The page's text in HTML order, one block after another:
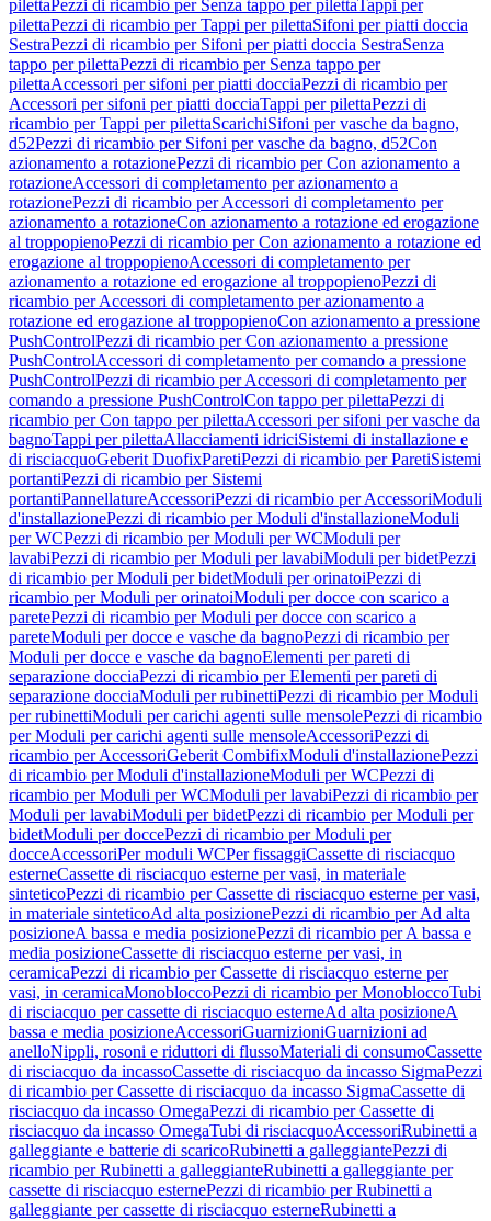
pilettaPezzi di ricambio per Senza tappo per pilettaTappi per
pilettaPezzi di ricambio per Tappi per pilettaSifoni per piatti doccia
SestraPezzi di ricambio per Sifoni per piatti doccia SestraSenza
tappo per pilettaPezzi di ricambio per Senza tappo per
pilettaAccessori per sifoni per piatti docciaPezzi di ricambio per
Accessori per sifoni per piatti docciaTappi per pilettaPezzi di
ricambio per Tappi per pilettaScarichiSifoni per vasche da bagno,
d52Pezzi di ricambio per Sifoni per vasche da bagno, d52Con
azionamento a rotazionePezzi di ricambio per Con azionamento a
rotazioneAccessori di completamento per azionamento a
rotazionePezzi di ricambio per Accessori di completamento per
azionamento a rotazioneCon azionamento a rotazione ed erogazione
al troppopienoPezzi di ricambio per Con azionamento a rotazione ed
erogazione al troppopienoAccessori di completamento per
azionamento a rotazione ed erogazione al troppopienoPezzi di
ricambio per Accessori di completamento per azionamento a
rotazione ed erogazione al troppopienoCon azionamento a pressione
PushControlPezzi di ricambio per Con azionamento a pressione
PushControlAccessori di completamento per comando a pressione
PushControlPezzi di ricambio per Accessori di completamento per
comando a pressione PushControlCon tappo per pilettaPezzi di
ricambio per Con tappo per pilettaAccessori per sifoni per vasche da
bagnoTappi per pilettaAllacciamenti idriciSistemi di installazione e
di risciacquoGeberit DuofixParetiPezzi di ricambio per ParetiSistemi
portantiPezzi di ricambio per Sistemi
portantiPannellatureAccessoriPezzi di ricambio per AccessoriModuli
d'installazionePezzi di ricambio per Moduli d'installazioneModuli
per WCPezzi di ricambio per Moduli per WCModuli per
lavabiPezzi di ricambio per Moduli per lavabiModuli per bidetPezzi
di ricambio per Moduli per bidetModuli per orinatoiPezzi di
ricambio per Moduli per orinatoiModuli per docce con scarico a
paretePezzi di ricambio per Moduli per docce con scarico a
pareteModuli per docce e vasche da bagnoPezzi di ricambio per
Moduli per docce e vasche da bagnoElementi per pareti di
separazione docciaPezzi di ricambio per Elementi per pareti di
separazione docciaModuli per rubinettiPezzi di ricambio per Moduli
per rubinettiModuli per carichi agenti sulle mensolePezzi di ricambio
per Moduli per carichi agenti sulle mensoleAccessoriPezzi di
ricambio per AccessoriGeberit CombifixModuli d'installazionePezzi
di ricambio per Moduli d'installazioneModuli per WCPezzi di
ricambio per Moduli per WCModuli per lavabiPezzi di ricambio per
Moduli per lavabiModuli per bidetPezzi di ricambio per Moduli per
bidetModuli per doccePezzi di ricambio per Moduli per
docceAccessoriPer moduli WCPer fissaggiCassette di risciacquo
esterneCassette di risciacquo esterne per vasi, in materiale
sinteticoPezzi di ricambio per Cassette di risciacquo esterne per vasi,
in materiale sinteticoAd alta posizionePezzi di ricambio per Ad alta
posizioneA bassa e media posizionePezzi di ricambio per A bassa e
media posizioneCassette di risciacquo esterne per vasi, in
ceramicaPezzi di ricambio per Cassette di risciacquo esterne per
vasi, in ceramicaMonobloccoPezzi di ricambio per MonobloccoTubi
di risciacquo per cassette di risciacquo esterneAd alta posizioneA
bassa e media posizioneAccessoriGuarnizioniGuarnizioni ad
anelloNippli, rosoni e riduttori di flussoMateriali di consumoCassette
di risciacquo da incassoCassette di risciacquo da incasso SigmaPezzi
di ricambio per Cassette di risciacquo da incasso SigmaCassette di
risciacquo da incasso OmegaPezzi di ricambio per Cassette di
risciacquo da incasso OmegaTubi di risciacquoAccessoriRubinetti a
galleggiante e batterie di scaricoRubinetti a galleggiantePezzi di
ricambio per Rubinetti a galleggianteRubinetti a galleggiante per
cassette di risciacquo esternePezzi di ricambio per Rubinetti a
galleggiante per cassette di risciacquo esterneRubinetti a